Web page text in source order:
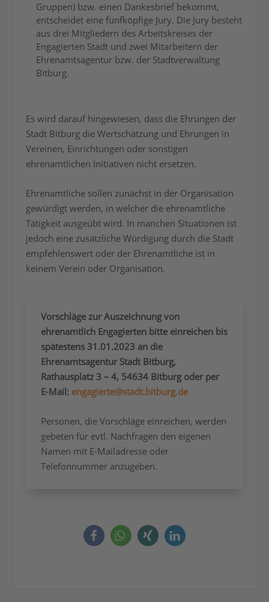
Gruppen) bzw. einen Dankesbrief bekommt,
entscheidet eine fünfköpfige Jury. Die Jury besteht
aus drei Mitgliedern des Arbeitskreises der
Engagierten Stadt und zwei Mitarbeitern der
Ehrenamtsagentur bzw. der Stadtverwaltung
Bitburg.
Es wird darauf hingewiesen, dass die Ehrungen der
Stadt Bitburg die Wertschätzung und Ehrungen in
Vereinen, Einrichtungen oder sonstigen
ehrenamtlichen Initiativen nicht ersetzen.
Ehrenamtliche sollen zunächst in der Organisation
gewürdigt werden, in welcher die ehrenamtliche
Tätigkeit ausgeübt wird. In manchen Situationen ist
jedoch eine zusätzliche Würdigung durch die Stadt
empfehlenswert oder der Ehrenamtliche ist in
keinem Verein oder Organisation.
Vorschläge zur Auszeichnung von
ehrenamtlich Engagierten bitte einreichen bis
spätestens 31.01.2023 an die
Ehrenamtsagentur Stadt Bitburg,
Rathausplatz 3 – 4, 54634 Bitburg oder per
E-Mail: engagierte@stadt.bitburg.de
Personen, die Vorschläge einreichen, werden
gebeten für evtl. Nachfragen den eigenen
Namen mit E-Mailadresse oder
Telefonnummer anzugeben.